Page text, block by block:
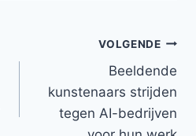
VOLGENDE
Beeldende
kunstenaars strijden
tegen AI-bedrijven